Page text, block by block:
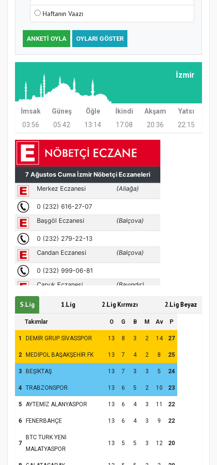
Etkinliği
Türkiye’de insanlar dinle bağlarını
koparıyor mu?
Haftanın Vaazı
ANKETI OYLA OYLARI GÖSTER
İzmir
İmsak Güneş Öğle İkindi Akşam
Yatsı
03:56
05:42 13:14 17:08 20:36 22:15
S.Lig 1.Lig 2.Lig Kırmızı 2.Lig Beyaz
Takımlar O G B M Av P
1 DEMİR GRUP SİVASSPOR 13 8 3 2 14 27
2 MEDİPOL BAŞAKŞEHİR FK 13 7 4 2 8 25
3 BEŞİKTAŞ 13 7 3 3 5 24
4 TRABZONSPOR 13 6 5 2 10 23
5 AYTEMİZ ALANYASPOR 13 6 4 3 11 22
6 FENERBAHÇE 13 6 4 3 9 22
7
BTC TURK YENİ
MALATYASPOR
13 5 5 3 12 20